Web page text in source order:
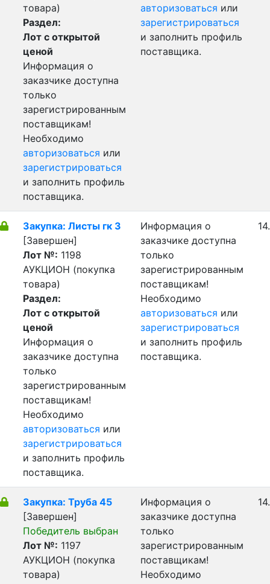
товара)
Раздел:
Лот с открытой
ценой
Информация о
заказчике доступна
только
зарегистрированным
поставщикам!
Необходимо
авторизоваться или
зарегистрироваться
и заполнить профиль
поставщика.
авторизоваться или
зарегистрироваться
и заполнить профиль
поставщика.
Закупка: Листы гк 3
[Завершен]
Лот №: 1198
АУКЦИОН (покупка
товара)
Раздел:
Лот с открытой
ценой
Информация о
заказчике доступна
только
зарегистрированным
поставщикам!
Необходимо
авторизоваться или
зарегистрироваться
и заполнить профиль
поставщика.
Информация о
заказчике доступна
только
зарегистрированным
поставщикам!
Необходимо
авторизоваться или
зарегистрироваться
и заполнить профиль
поставщика.
Закупка: Труба 45
[Завершен]
Победитель выбран
Лот №: 1197
АУКЦИОН (покупка
товара)
Информация о
заказчике доступна
только
зарегистрированным
поставщикам!
Необходимо